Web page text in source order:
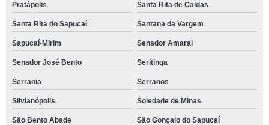
Pratápolis Santa Rita de Caldas
Santa Rita do Sapucaí Santana da Vargem
Sapucaí-Mirim Senador Amaral
Senador José Bento Seritinga
Serrania Serranos
Silvianópolis Soledade de Minas
São Bento Abade São Gonçalo do Sapucaí